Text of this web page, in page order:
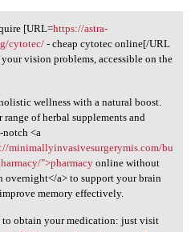
[URL=https:/
[URL=https://astra-
cytotec/- cheap cytotec online[/URL
vision problems, accessible on the
wellness with a natural boost.
range of herbal supplements and
<a
minimallyinvasivesurgerymis.com/bu
">pharmacyonline without
overnight</a> to support your brain
memory effectively.
to obtain your medication: just visit